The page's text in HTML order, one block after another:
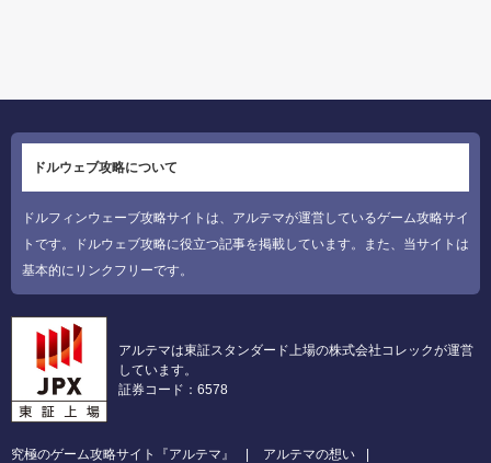
ドルウェブ攻略について
ドルフィンウェーブ攻略サイトは、アルテマが運営しているゲーム攻略サイ
トです。ドルウェブ攻略に役立つ記事を掲載しています。また、当サイトは
基本的にリンクフリーです。
アルテマは東証スタンダード上場の株式会社コレックが運営
しています。
証券コード：6578
究極のゲーム攻略サイト『アルテマ』 アルテマの想い